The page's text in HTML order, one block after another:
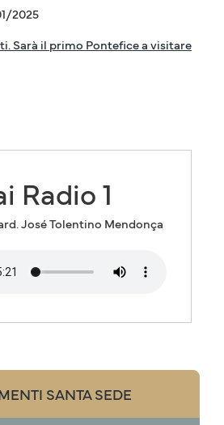
2025
Sarà il primo Pontefice a visitare
Radio 1
José Tolentino Mendonça
SANTA SEDE